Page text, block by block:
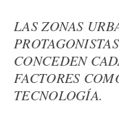
LAS ZONAS
CONCEDEN
FACTORES
TECNOLOGÍA.